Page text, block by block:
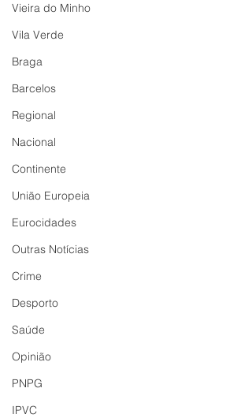
Vieira do Minho
Vila Verde
Braga
Barcelos
Regional
Nacional
Continente
União Europeia
Eurocidades
Outras Notícias
Crime
Desporto
Saúde
Opinião
PNPG
IPVC